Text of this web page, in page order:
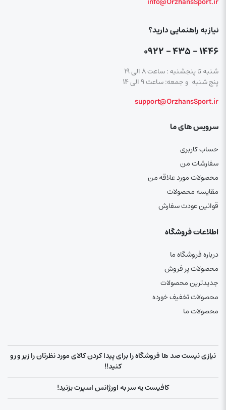
نیاز به راهنمایی دارید؟
۱۴۴۶ – ۴۳۵ – ۰۹۲۲
شنبه تا پنجشنبه : ساعت ۸ الی ۱۹
پنج شنبه و جمعه: ساعت ۹ الی ۱۴
support@OrzhansSport.ir
سرویس های ما
حساب کاربری
سفارشات من
محصولات مورد علاقه من
مقایسه محصولات
قوانین عودت سفارش
اطلاعات فروشگاه
درباره فروشگاه ما
محصولات پر فروش
جدیدترین محصولات
محصولات تخفیف خورده
محصولات ما
نیازی نیست صد ها فروشگاه را برای پیدا کردن کالای مورد نظرتان را زیر و رو
کنید!!
کافیست یه سر به اورژانس اسپرت بزنید!